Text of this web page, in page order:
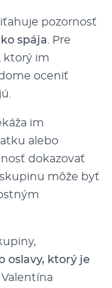
pozornosť
spája . Pre
, ktorý im
oceniť
im
alebo
dokazovať
môže byť
oslavy, ktorý je
Valentína